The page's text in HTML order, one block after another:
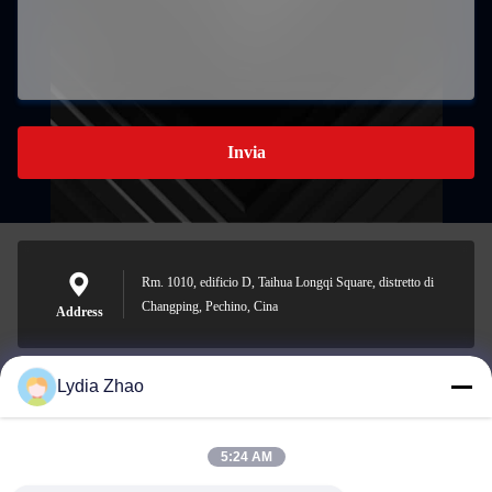
Invia
Address
Rm. 1010, edificio D, Taihua Longqi Square, distretto di
Changping, Pechino, Cina
jesingd@vip.sina.com
Lydia Zhao
5:24 AM